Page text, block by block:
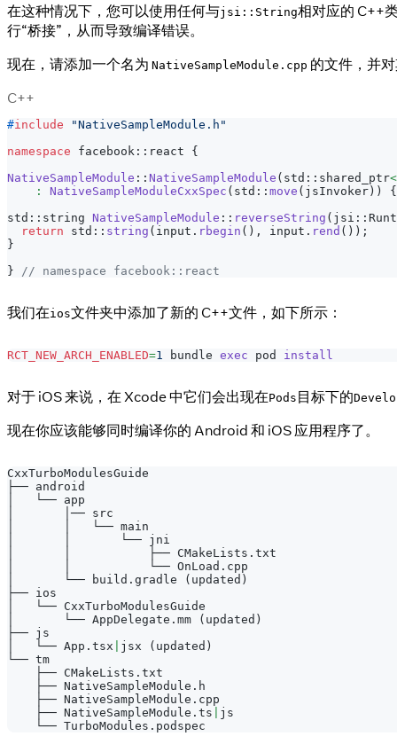
在这种情况下，您可以使用任何与jsi::String相对应的 C++
行“桥接”，从而导致编译错误。
现在，请添加一个名为 NativeSampleModule.cpp 的文件，并
C++
#include
"NativeSampleModule.h"
namespace facebook :: react {
NativeSampleModule :: NativeSampleModule ( std :: shared_ptr<
:
NativeSampleModuleCxxSpec ( std :: move ( jsInvoker ) )
{
std :: string NativeSampleModule :: reverseString ( jsi ::
return std :: string ( input . rbegin ( ) , input . rend ( ) ) ;
}
}
// namespace facebook::react
我们在ios文件夹中添加了新的 C++文件，如下所示：
RCT_NEW_ARCH_ENABLED=1 bundle exec pod install
对于 iOS 来说，在 Xcode 中它们会出现在Pods 目标下的
现在你应该能够同时编译你的 Android 和 iOS 应用程序了。
CxxTurboModulesGuide
├── android
│   └── app
│       │── src
│       │   └── main
│       │       └── jni
│       │           ├── CMakeLists.txt
│       │           └── OnLoad.cpp
│       └── build.gradle
( updated )
├── ios
│   └── CxxTurboModulesGuide
│       └── AppDelegate.mm
( updated )
├── js
│   └── App.tsx
jsx ( updated )
└── tm
    ├── CMakeLists.txt
    ├── NativeSampleModule.h
    ├── NativeSampleModule.cpp
    ├── NativeSampleModule.ts
js
    └── TurboModules.podspec